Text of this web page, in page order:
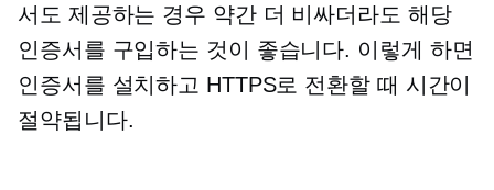
서도 제공하는 경우 약간 더 비싸더라도 해당
인증서를 구입하는 것이 좋습니다. 이렇게 하면
인증서를 설치하고 HTTPS로 전환할 때 시간이
절약됩니다.